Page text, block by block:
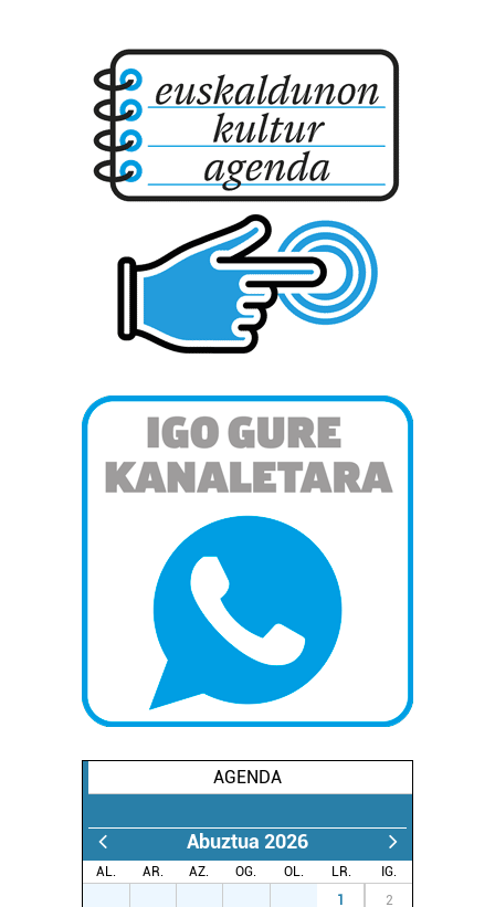
AGENDA
Abuztua 2026
AL. AR. AZ. OG. OL. LR.
IG.
1 2